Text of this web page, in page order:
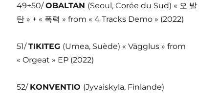
49+50/OBALTAN (Seoul, Corée du Sud) « 오 발
탄 » + « 폭력 » from « 4 Tracks Demo » (2022)
51/TIKITEG (Umea, Suède) « Vägglus » from
« Orgeat » EP (2022)
52/ KONVENTIO (Jyvaiskyla, Finlande)